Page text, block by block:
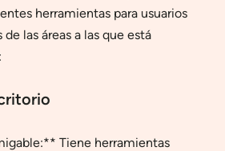
herramientas para usuarios
de las áreas a las que está
Tiene herramientas